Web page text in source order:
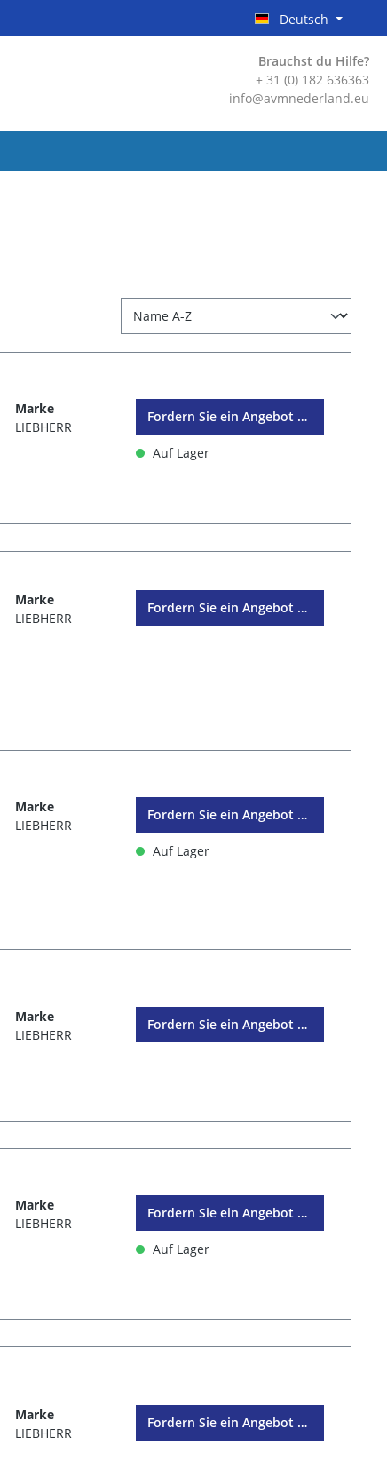
Deutsch
Brauchst du Hilfe?
+ 31 (0) 182 636363
info@avmnederland.eu
Marke
LIEBHERR
Fordern Sie ein Angebot an
Auf Lager
Marke
LIEBHERR
Fordern Sie ein Angebot an
Marke
LIEBHERR
Fordern Sie ein Angebot an
Auf Lager
Marke
LIEBHERR
Fordern Sie ein Angebot an
Marke
LIEBHERR
Fordern Sie ein Angebot an
Auf Lager
Marke
LIEBHERR
Fordern Sie ein Angebot an